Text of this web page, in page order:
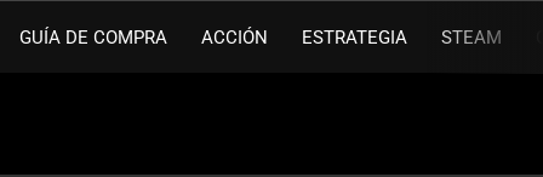
GUÍA DE COMPRA ACCIÓN ESTRATEGIA STEAM